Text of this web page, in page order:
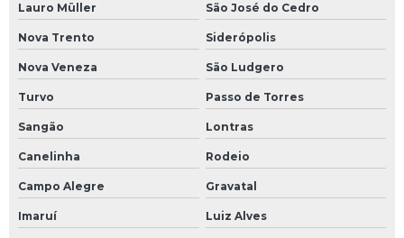
Serviço de topografia valor
Serviços de topografia
Serviços de topografia com drone
Serviços de topografia preços
Topografia com drone
Lauro Müller São José do Cedro
Nova Trento Siderópolis
Nova Veneza São Ludgero
Turvo Passo de Torres
Sangão Lontras
Canelinha Rodeio
Campo Alegre Gravatal
Imaruí Luiz Alves